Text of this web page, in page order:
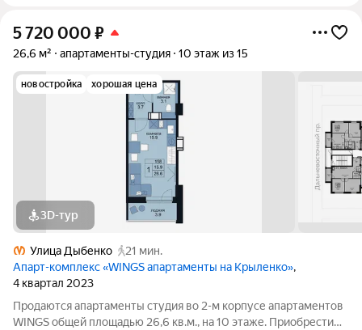
5 720 000 ₽
26,6 м² апартаменты-студия 10 этаж из 15
новостройка хорошая цена
3D-тур
Улица Дыбенко
21 мин.
Апарт-комплекс «WINGS апартаменты на Крыленко»,
4 квартал 2023
Продаются апартаменты студия во 2-м корпусе апартаментов
WINGS общей площадью 26,6 кв.м., на 10 этаже. Приобрести